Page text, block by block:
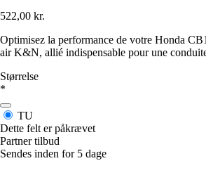
522,00 kr.
Optimisez la performance de votre Honda
air K&N, allié indispensable pour une
Størrelse
*
TU
Dette felt er påkrævet
Partner tilbud
Sendes inden for 5 dage